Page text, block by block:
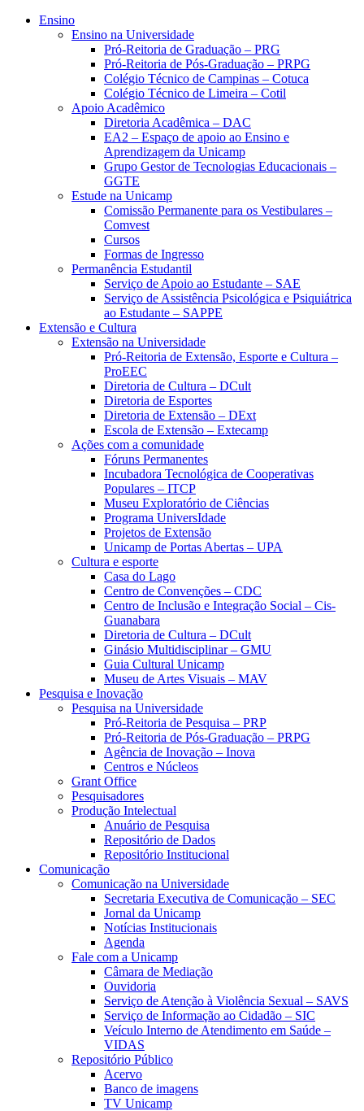
Ensino
Ensino na Universidade
Pró-Reitoria de Graduação – PRG
Pró-Reitoria de Pós-Graduação – PRPG
Colégio Técnico de Campinas – Cotuca
Colégio Técnico de Limeira – Cotil
Apoio Acadêmico
Diretoria Acadêmica – DAC
EA2 – Espaço de apoio ao Ensino e
Aprendizagem da Unicamp
Grupo Gestor de Tecnologias Educacionais –
GGTE
Estude na Unicamp
Comissão Permanente para os Vestibulares –
Comvest
Cursos
Formas de Ingresso
Permanência Estudantil
Serviço de Apoio ao Estudante – SAE
Serviço de Assistência Psicológica e Psiquiátrica
ao Estudante – SAPPE
Extensão e Cultura
Extensão na Universidade
Pró-Reitoria de Extensão, Esporte e Cultura –
ProEEC
Diretoria de Cultura – DCult
Diretoria de Esportes
Diretoria de Extensão – DExt
Escola de Extensão – Extecamp
Ações com a comunidade
Fóruns Permanentes
Incubadora Tecnológica de Cooperativas
Populares – ITCP
Museu Exploratório de Ciências
Programa UniversIdade
Projetos de Extensão
Unicamp de Portas Abertas – UPA
Cultura e esporte
Casa do Lago
Centro de Convenções – CDC
Centro de Inclusão e Integração Social – Cis-
Guanabara
Diretoria de Cultura – DCult
Ginásio Multidisciplinar – GMU
Guia Cultural Unicamp
Museu de Artes Visuais – MAV
Pesquisa e Inovação
Pesquisa na Universidade
Pró-Reitoria de Pesquisa – PRP
Pró-Reitoria de Pós-Graduação – PRPG
Agência de Inovação – Inova
Centros e Núcleos
Grant Office
Pesquisadores
Produção Intelectual
Anuário de Pesquisa
Repositório de Dados
Repositório Institucional
Comunicação
Comunicação na Universidade
Secretaria Executiva de Comunicação – SEC
Jornal da Unicamp
Notícias Institucionais
Agenda
Fale com a Unicamp
Câmara de Mediação
Ouvidoria
Serviço de Atenção à Violência Sexual – SAVS
Serviço de Informação ao Cidadão – SIC
Veículo Interno de Atendimento em Saúde –
VIDAS
Repositório Público
Acervo
Banco de imagens
TV Unicamp